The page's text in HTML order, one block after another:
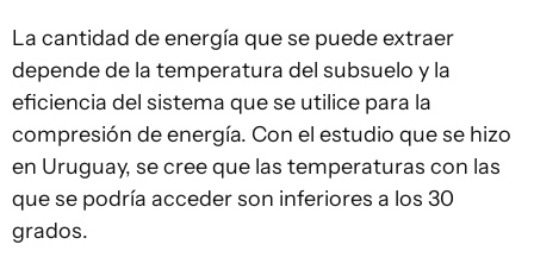
La cantidad de energía que se puede extraer
depende de la temperatura del subsuelo y la
eficiencia del sistema que se utilice para la
compresión de energía. Con el estudio que se hizo
en Uruguay, se cree que las temperaturas con las
que se podría acceder son inferiores a los 30
grados.